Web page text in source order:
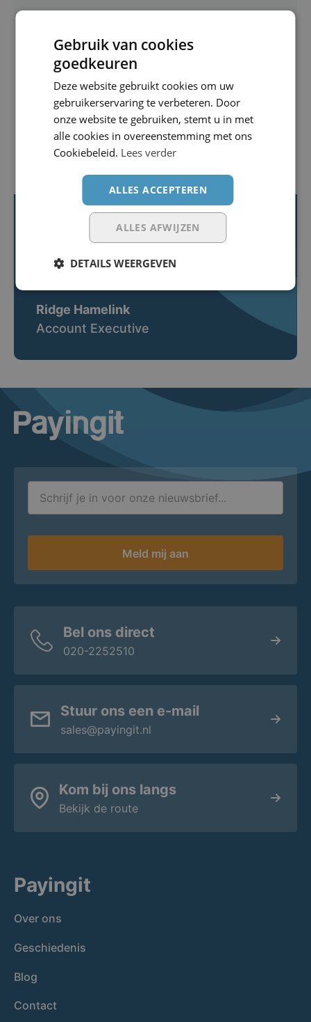
020-2252510
Neem contact op
Maak direct een afspraak
Ridge Hamelink
Account Executive
Logo Payingit
Meld mij aan
Bel ons direct
020-2252510
Stuur ons een e-mail
sales@payingit.nl
Kom bij ons langs
Bekijk de route
Payingit
Over ons
Geschiedenis
Blog
Contact
Gebruik van cookies
goedkeuren
Deze website gebruikt cookies om uw
gebruikerservaring te verbeteren. Door
onze website te gebruiken, stemt u in met
alle cookies in overeenstemming met ons
Cookiebeleid. Lees verder
ALLES ACCEPTEREN
ALLES AFWIJZEN
DETAILS WEERGEVEN